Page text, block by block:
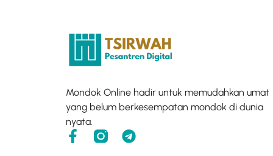
Mondok Online hadir untuk memudahkan umat
yang belum berkesempatan mondok di dunia
nyata.
F
T